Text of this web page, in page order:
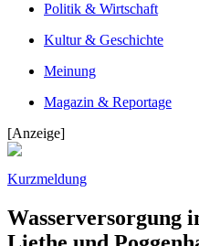
Politik & Wirtschaft
Kultur & Geschichte
Meinung
Magazin & Reportage
[Anzeige]
Kurzmeldung
Wasserversorgung